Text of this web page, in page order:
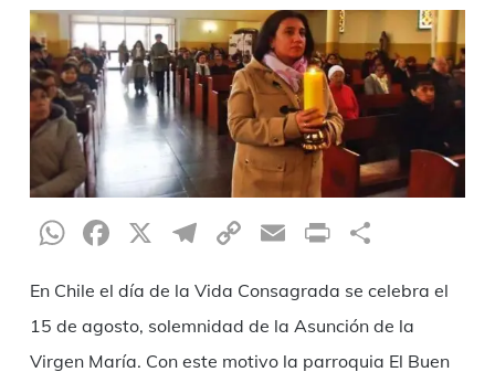
WhatsApp
Facebook
X Telegram
CopyEmailPrint
En Chile el día de la Vida Consagrada se celebra el
15 de agosto, solemnidad de la Asunción de la
Virgen María. Con este motivo la parroquia El Buen